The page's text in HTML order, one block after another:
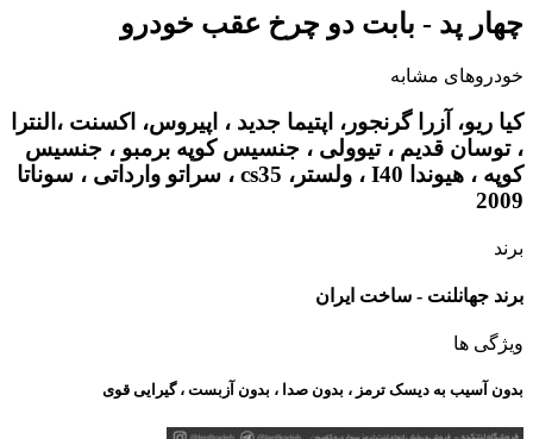
چهار پد - بابت دو چرخ عقب خودرو
خودروهای مشابه
کیا ریو، آزرا گرنجور، اپتیما جدید ، اپیروس، اکسنت ،النترا
، توسان قدیم ، تیوولی ، جنسیس کوپه برمبو ، جنسیس
کوپه ، هیوندا I40 ، ولستر، cs35 ، سراتو وارداتی ، سوناتا
2009
برند
برند جهانلنت - ساخت ایران
ویژگی ها
بدون آسیب به دیسک ترمز ، بدون صدا ، بدون آزبست ، گیرایی قوی​